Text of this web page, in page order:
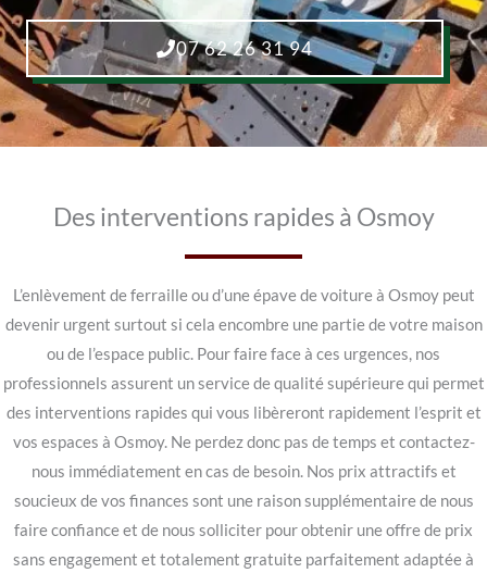
07 62 26 31 94
Des interventions rapides à Osmoy
L’enlèvement de ferraille ou d’une épave de voiture à Osmoy peut
devenir urgent surtout si cela encombre une partie de votre maison
ou de l’espace public. Pour faire face à ces urgences, nos
professionnels assurent un service de qualité supérieure qui permet
des interventions rapides qui vous libèreront rapidement l’esprit et
vos espaces à Osmoy. Ne perdez donc pas de temps et contactez-
nous immédiatement en cas de besoin. Nos prix attractifs et
soucieux de vos finances sont une raison supplémentaire de nous
faire confiance et de nous solliciter pour obtenir une offre de prix
sans engagement et totalement gratuite parfaitement adaptée à